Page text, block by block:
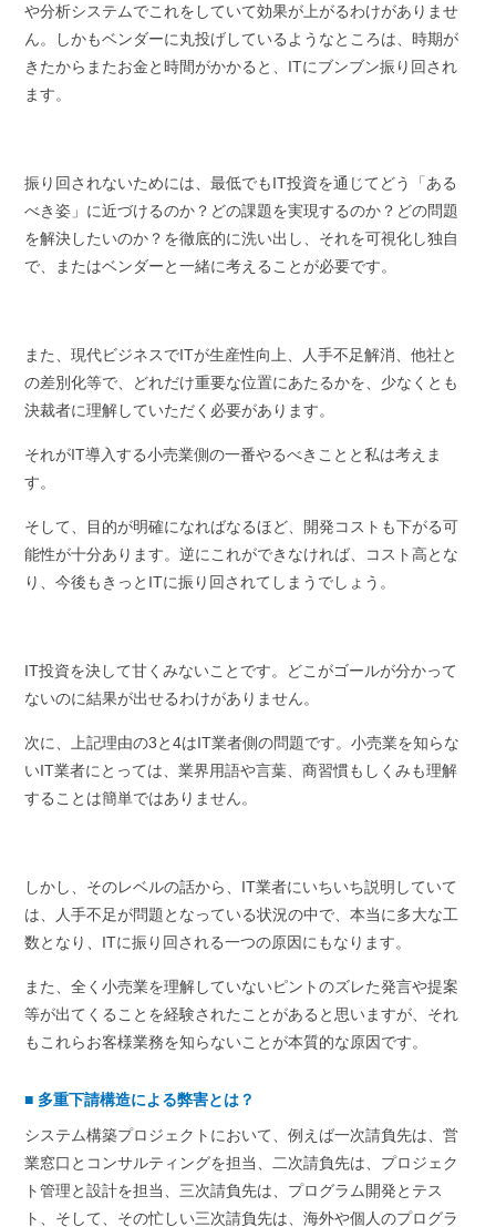
や分析システムでこれをしていて効果が上がるわけがありませ
ん。しかもベンダーに丸投げしているようなところは、時期が
きたからまたお金と時間がかかると、ITにブンブン振り回され
ます。
振り回されないためには、最低でもIT投資を通じてどう「ある
べき姿」に近づけるのか？どの課題を実現するのか？どの問題
を解決したいのか？を徹底的に洗い出し、それを可視化し独自
で、またはベンダーと一緒に考えることが必要です。
また、現代ビジネスでITが生産性向上、人手不足解消、他社と
の差別化等で、どれだけ重要な位置にあたるかを、少なくとも
決裁者に理解していただく必要があります。
それがIT導入する小売業側の一番やるべきことと私は考えま
す。
そして、目的が明確になればなるほど、開発コストも下がる可
能性が十分あります。逆にこれができなければ、コスト高とな
り、今後もきっとITに振り回されてしまうでしょう。
IT投資を決して甘くみないことです。どこがゴールが分かって
ないのに結果が出せるわけがありません。
次に、上記理由の3と4はIT業者側の問題です。小売業を知らな
いIT業者にとっては、業界用語や言葉、商習慣もしくみも理解
することは簡単ではありません。
しかし、そのレベルの話から、IT業者にいちいち説明していて
は、人手不足が問題となっている状況の中で、本当に多大な工
数となり、ITに振り回される一つの原因にもなります。
また、全く小売業を理解していないピントのズレた発言や提案
等が出てくることを経験されたことがあると思いますが、それ
もこれらお客様業務を知らないことが本質的な原因です。
■ 多重下請構造による弊害とは？
システム構築プロジェクトにおいて、例えば一次請負先は、営
業窓口とコンサルティングを担当、二次請負先は、プロジェク
ト管理と設計を担当、三次請負先は、プログラム開発とテス
ト、そして、その忙しい三次請負先は、海外や個人のプログラ